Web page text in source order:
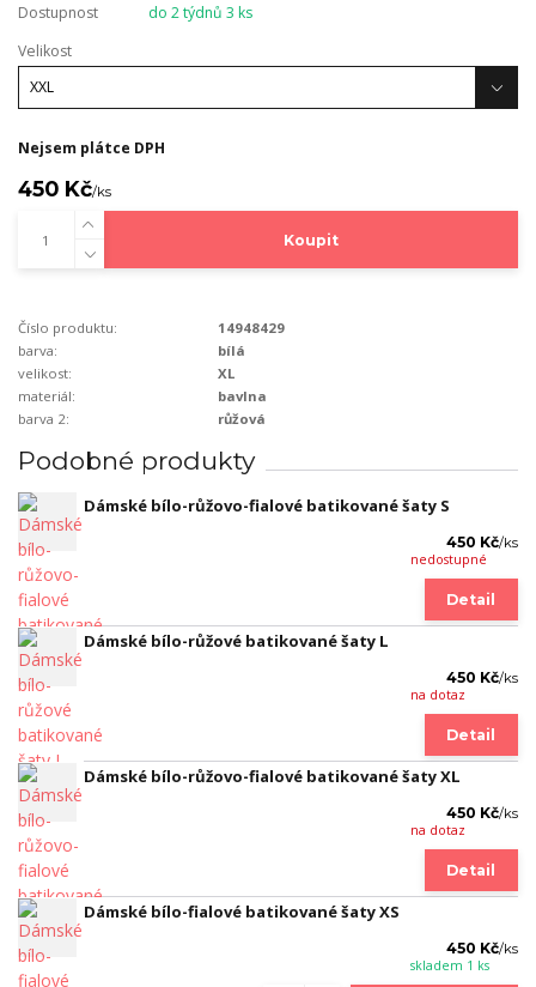
Dostupnost
do 2 týdnů 3 ks
Velikost
Nejsem plátce DPH
450 Kč/ks
Koupit
Číslo produktu:
14948429
barva:
bílá
velikost:
XL
materiál:
bavlna
barva 2:
růžová
Podobné produkty
Dámské bílo-růžovo-fialové batikované šaty S
450 Kč/ks
nedostupné
Detail
Dámské bílo-růžové batikované šaty L
450 Kč/ks
na dotaz
Detail
Dámské bílo-růžovo-fialové batikované šaty XL
450 Kč/ks
na dotaz
Detail
Dámské bílo-fialové batikované šaty XS
450 Kč/ks
skladem 1 ks